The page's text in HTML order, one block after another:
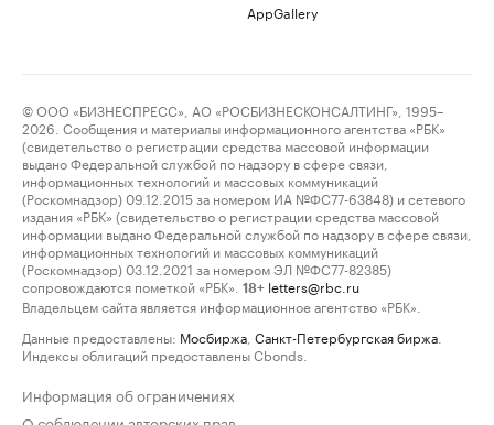
AppGallery
© ООО «БИЗНЕСПРЕСС», АО «РОСБИЗНЕСКОНСАЛТИНГ», 1995–
2026. Сообщения и материалы информационного агентства «РБК»
(свидетельство о регистрации средства массовой информации
выдано Федеральной службой по надзору в сфере связи,
информационных технологий и массовых коммуникаций
(Роскомнадзор) 09.12.2015 за номером ИА №ФС77-63848) и сетевого
издания «РБК» (свидетельство о регистрации средства массовой
информации выдано Федеральной службой по надзору в сфере связи,
информационных технологий и массовых коммуникаций
(Роскомнадзор) 03.12.2021 за номером ЭЛ №ФС77-82385)
сопровождаются пометкой «РБК».
18+ letters@rbc.ru
Владельцем сайта является информационное агентство «РБК».
Данные предоставлены: Мосбиржа Санкт-Петербургская биржа
Индексы облигаций предоставлены Cbonds.
Информация об ограничениях